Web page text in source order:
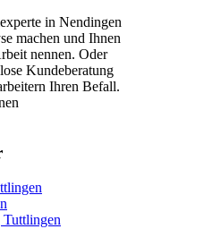
in Nendingen
machen und Ihnen
nennen. Oder
Kundeberatung
Ihren Befall.
Tuttlingen